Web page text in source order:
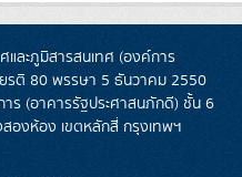
ละภูมิสารสนเทศ (องค์การ
ยรติ 80 พรรษา 5 ธันวาคม 2550
ร (อาคารรัฐประศาสนภักดี) ชั้น 6
องห้อง เขตหลักสี่ กรุงเทพฯ